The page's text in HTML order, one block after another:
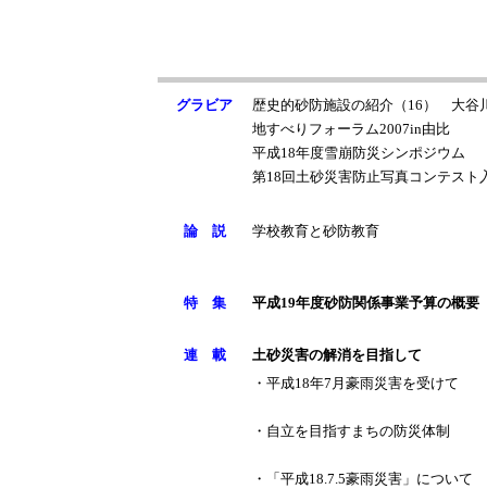
グラビア
歴史的砂防施設の紹介（16） 大谷
地すべりフォーラム2007in由比
平成18年度雪崩防災シンポジウム
第18回土砂災害防止写真コンテスト
論 説 学校教育と砂防教育
特 集 平成19年度砂防関係事業予算の概要
連 載
土砂災害の解消を目指して
・平成18年7月豪雨災害を受けて
・自立を目指すまちの防災体制
・「平成18.7.5豪雨災害」について